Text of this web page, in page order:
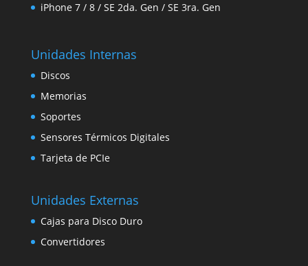
iPhone 7 / 8 / SE 2da. Gen / SE 3ra. Gen
Unidades Internas
Discos
Memorias
Soportes
Sensores Térmicos Digitales
Tarjeta de PCIe
Unidades Externas
Cajas para Disco Duro
Convertidores